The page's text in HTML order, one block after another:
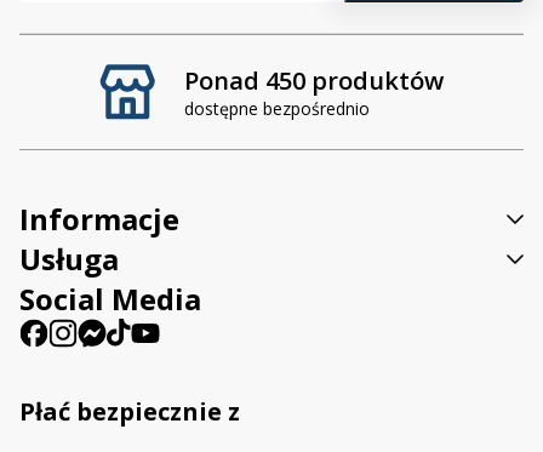
Ponad 450 produktów
dostępne bezpośrednio
Informacje
Usługa
Social Media
Płać bezpiecznie z